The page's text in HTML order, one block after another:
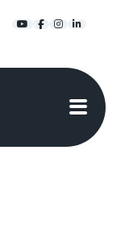
YouTube
Facebook